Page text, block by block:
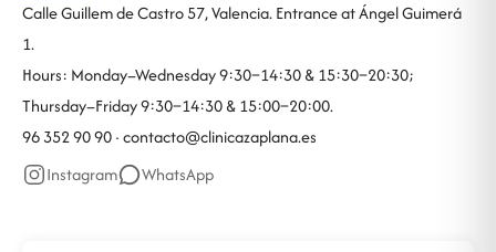
Calle Guillem de Castro 57, Valencia. Entrance at Ángel Guimerá
1.
Hours: Monday–Wednesday 9:30–14:30 & 15:30–20:30;
Thursday–Friday 9:30–14:30 & 15:00–20:00.
96 352 90 90 ·contacto@clinicazaplana.es
Instagram
WhatsApp